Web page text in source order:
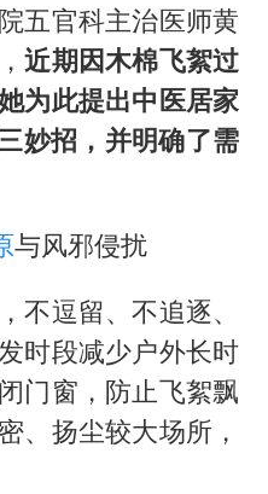
“不怕六爷挂得多 就怕六爷挂一颗”
学一纸声明甩不了锅
披荆斩棘2026》名单
新疆景区自驾服务费改为按车收费
加吻戏短剧已下架
州《告全体市民书》
人民的健康、体质、幸福一脉相承
五官科主治医师黄
近期因木棉飞絮过
为此提出中医居家
妙招，并明确了需
与风邪侵扰
不逗留、不追逐、
时段减少户外长时
门窗，防止飞絮飘
、扬尘较大场所，